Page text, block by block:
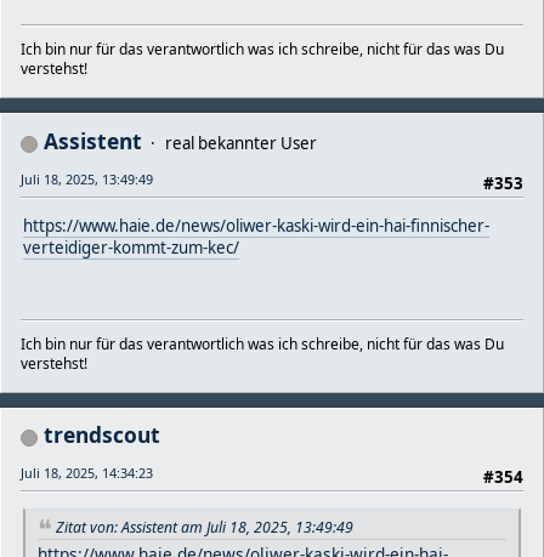
Ich bin nur für das verantwortlich was ich schreibe, nicht für das was Du
verstehst!
Assistent
real bekannter User
#353
Juli 18, 2025, 13:49:49
https://www.haie.de/news/oliwer-kaski-wird-ein-hai-finnischer-
verteidiger-kommt-zum-kec/
Ich bin nur für das verantwortlich was ich schreibe, nicht für das was Du
verstehst!
trendscout
#354
Juli 18, 2025, 14:34:23
Zitat von: Assistent am Juli 18, 2025, 13:49:49